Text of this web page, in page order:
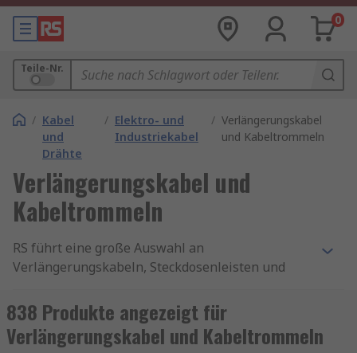
0
Teile-Nr.
/ Kabel
und
Drähte
/ Elektro- und
Industriekabel
/ Verlängerungskabel
und Kabeltrommeln
Verlängerungskabel und
Kabeltrommeln
RS führt eine große Auswahl an
Verlängerungskabeln, Steckdosenleisten und
Marken wiebrennenstuhl,ABL Sursum
Schneider Electric,Kopp,Legrandsowie
unserer hauseigenen professionellen Marke.
838 Produkte angezeigt für
Verlängerungskabel und Kabeltrommeln